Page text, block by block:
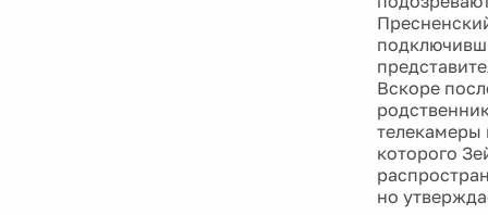
Вскоре
которого
но